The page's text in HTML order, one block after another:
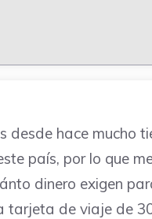
hace mucho
país, por lo que
dinero exigen
tarjeta de viaje de